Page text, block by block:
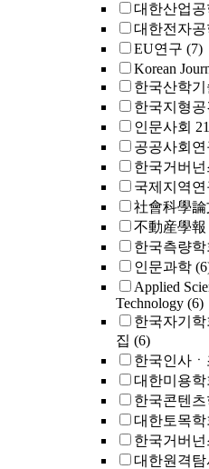
대한산업
대한전자공
EU연구 (7)
Korean
한국산학기
한국지형
인문사회 21
공공사회연
한국거버
국제지역연
社會科學
不動産學報
한국측량학
인문과학
Applied
Technology (6)
한국자기
집 (6)
한국인사
대한미용학
한국콘텐
대한토목학
한국거버넌
대한원격탐